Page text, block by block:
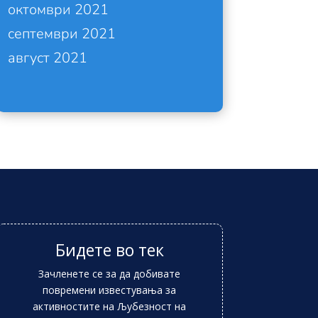
октомври 2021
септември 2021
август 2021
Бидете во тек
Зачленете се за да добивате
повремени известувања за
активностите на Љубезност на